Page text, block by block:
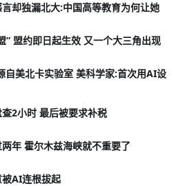
却独漏北大:中国高等教育为何让她
” 盟约即日起生效 又一个大三角出现
自美北卡实验室 美科学家:首次用AI设
2小时 最后被要求补税
年 霍尔木兹海峡就不重要了
AI连根拔起